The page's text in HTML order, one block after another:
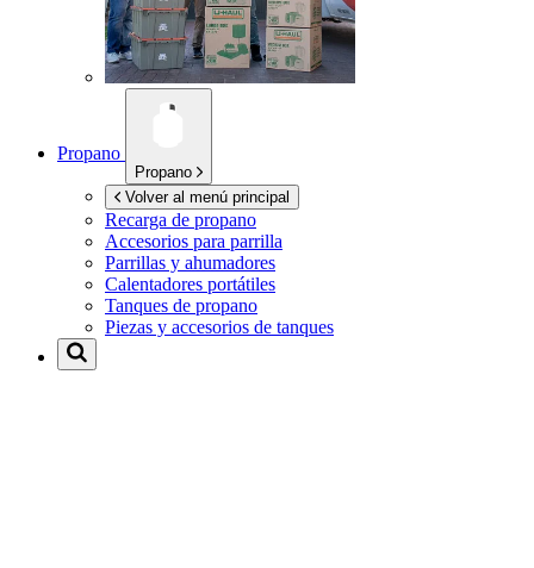
Propano
Propano
Volver al menú principal
Recarga de propano
Accesorios para parrilla
Parrillas y ahumadores
Calentadores portátiles
Tanques de propano
Piezas y accesorios de tanques